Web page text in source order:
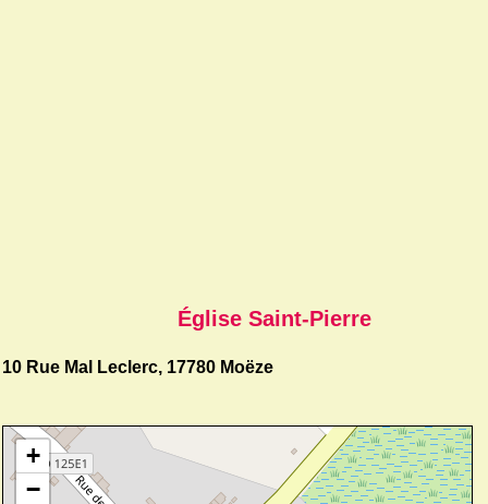
Église Saint-Pierre
10 Rue Mal Leclerc, 17780 Moëze
+
−